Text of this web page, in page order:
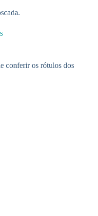
conferir os rótulos dos